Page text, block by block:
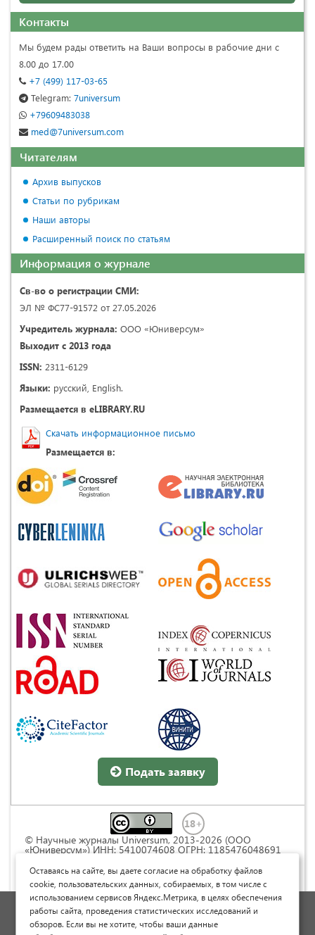
Контакты
Мы будем рады ответить на Ваши вопросы в рабочие дни с
8.00 до 17.00
+7 (499) 117-03-65
Telegram: 7universum
+79609483038
med@7universum.com
Читателям
Архив выпусков
Статьи по рубрикам
Наши авторы
Расширенный поиск по статьям
Информация о журнале
Св-во о регистрации СМИ:
ЭЛ № ФС77-91572 от 27.05.2026
Учредитель журнала: ООО «Юниверсум»
Выходит с 2013 года
ISSN: 2311-6129
Языки: русский, English.
Размещается в eLIBRARY.RU
Скачать информационное письмо
Размещается в:
Подать заявку
© Научные журналы Universum, 2013-2026 (ООО
«Юниверсум») ИНН: 5410074608 ОГРН: 1185476048691
Commons « Attribution» («Атрибуция») 4.0
Непортированная
Политика обработки персональных данных
Договор оферты
Оставаясь на сайте, вы даете согласие на обработку файлов
cookie, пользовательских данных, собираемых, в том числе с
использованием сервисов Яндекс.Метрика, в целях обеспечения
работы сайта, проведения статистических исследований и
обзоров. Если вы не хотите, чтобы ваши данные